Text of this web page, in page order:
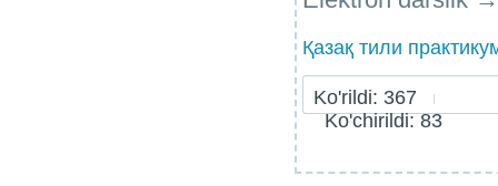
Қазақ тили
Ko'rildi: 367
Ko'chirildi: 83